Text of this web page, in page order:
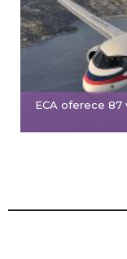
ECA oferece 87